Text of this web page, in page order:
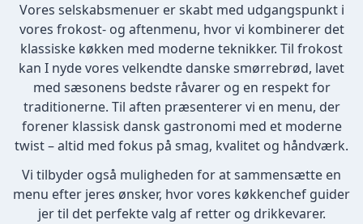
Vores selskabsmenuer er skabt med udgangspunkt i
vores frokost- og aftenmenu, hvor vi kombinerer det
klassiske køkken med moderne teknikker. Til frokost
kan I nyde vores velkendte danske smørrebrød, lavet
med sæsonens bedste råvarer og en respekt for
traditionerne. Til aften præsenterer vi en menu, der
forener klassisk dansk gastronomi med et moderne
twist – altid med fokus på smag, kvalitet og håndværk.
Vi tilbyder også muligheden for at sammensætte en
menu efter jeres ønsker, hvor vores køkkenchef guider
jer til det perfekte valg af retter og drikkevarer.